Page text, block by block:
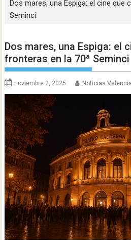
Dos mares, una Espiga: el cine que
Seminci
Dos mares, una Espiga: el
fronteras en la 70ª Seminci
noviembre 2, 2025 Noticias